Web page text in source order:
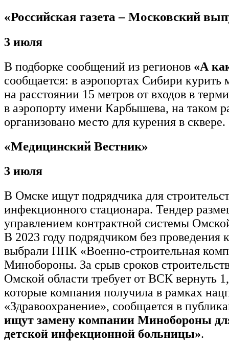
«Российская газета – Московский
3 июля
В подборке сообщений из регионов «А
сообщается: в аэропортах Сибири курить
на расстоянии 15 метров от входов в
в аэропорту имени Карбышева, на таком
организовано место для курения в сквере.
«Медицинский Вестник»
3 июля
В Омске ищут подрядчика для
инфекционного стационара. Тендер
управлением контрактной системы
В 2023 году подрядчиком без проведения
выбрали ППК «Военно-строительная
Минобороны. За срыв сроков
Омской области требует от ВСК вернуть
которые компания получила в рамках
«Здравоохранение», сообщается в
ищут замену компании Минобороны
детской инфекционной больницы».